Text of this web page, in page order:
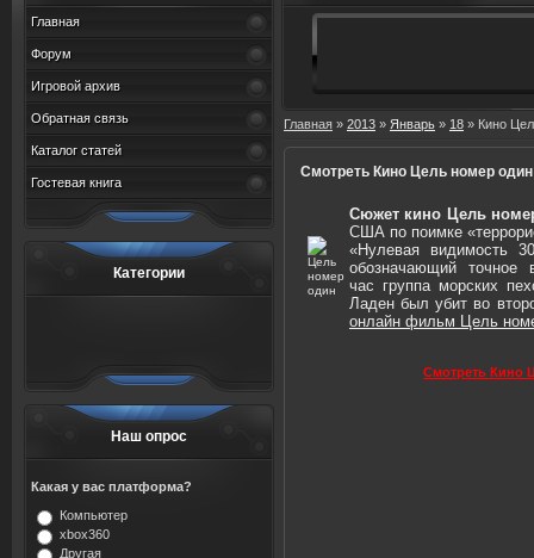
Главная
Форум
Игровой архив
Обратная связь
Каталог статей
Гостевая книга
Категории
Наш опрос
Какая у вас платформа?
Компьютер
xbox360
Другая
Главная » 2013 » Январь » 18 » Кино
Смотреть Кино Цель номер
Сюжет кино Цель
США по поимке
«Нулевая видимость
обозначающий
час группа морских
Ладен был убит во
онлайн фильм Цель
Смотреть Кино